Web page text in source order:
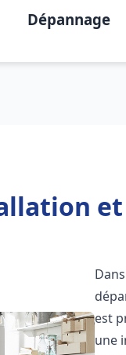
Dépannage
est
une